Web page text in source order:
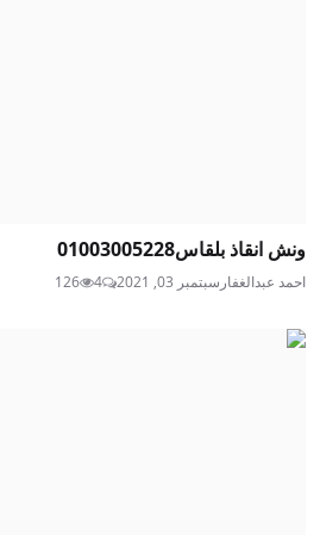
ونش انقاذ بلقاس01003005228
احمد عبدالغفار سبتمبر 03, 2021 4
126